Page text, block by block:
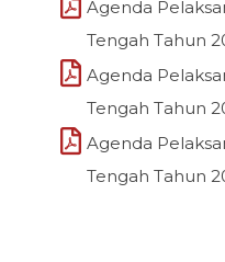
Agenda
Tengah Tahun
Agenda
Tengah Tahun
Agenda
Tengah Tahun